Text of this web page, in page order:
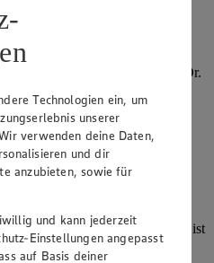
gem. § 27a UStG: DE
Handelsstiftung
Sprecher), Dr.
Leo Schwaiberger
geschützt. Der
das Recht, den auf dieser
oder ausschnittsweise zu
Gründen des Urheberrechts ist
von Bildmaterial
Technologien ein, um
unserer
verwenden deine Daten,
und dir
anzubieten, sowie für
und kann jederzeit
Einstellungen angepasst
auf Basis deiner